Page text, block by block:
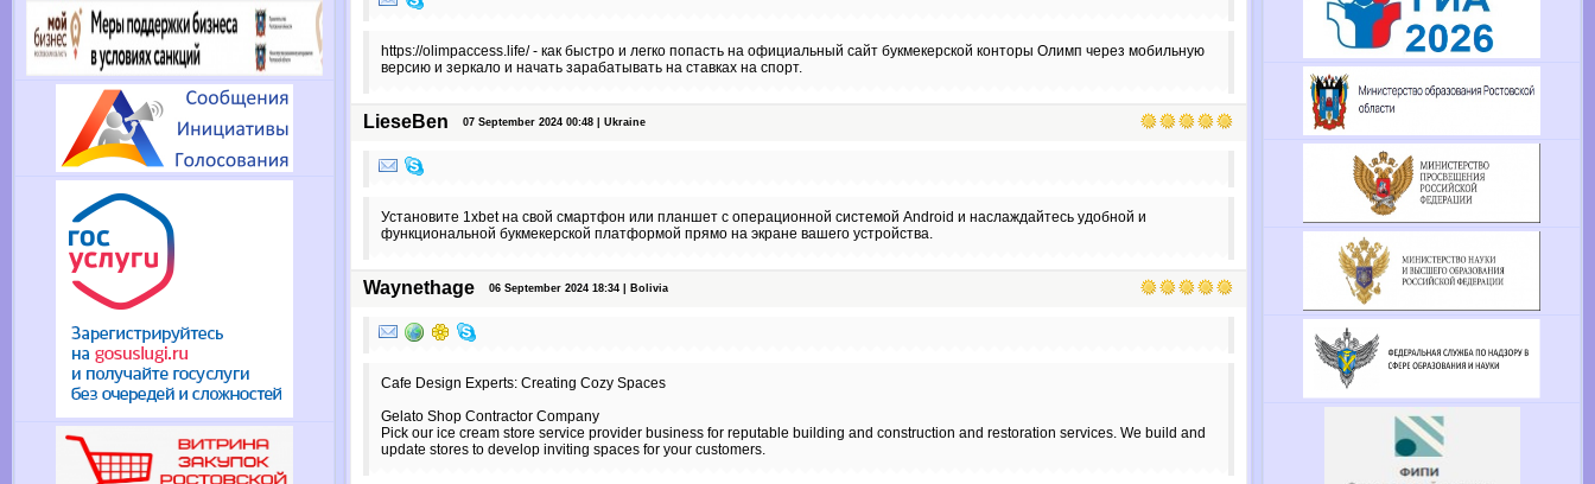
https://olimpaccess.life/ - как быстро и легко попасть на официальный сайт букмекерской конторы Олимп через мобильную
версию и зеркало и начать зарабатывать на ставках на спорт.
LieseBen 07 September 2024 00:48 | Ukraine
Установите 1xbet на свой смартфон или планшет с операционной системой Android и наслаждайтесь удобной и
функциональной букмекерской платформой прямо на экране вашего устройства.
Waynethage 06 September 2024 18:34 | Bolivia
Cafe Design Experts: Creating Cozy Spaces
Gelato Shop Contractor Company
Pick our ice cream store service provider business for reputable building and construction and restoration services. We build and
update stores to develop inviting spaces for your customers.